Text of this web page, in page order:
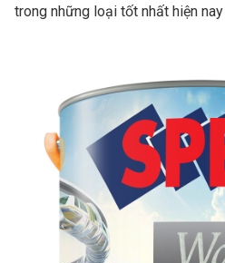
trong những loại tốt nhất hiện nay